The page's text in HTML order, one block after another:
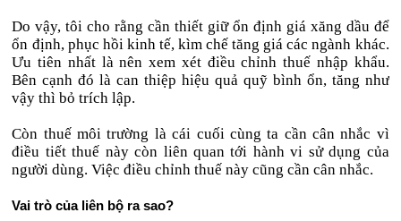
Do vậy, tôi cho rằng cần thiết giữ ổn định giá xăng dầu để
ổn định, phục hồi kinh tế, kìm chế tăng giá các ngành khác.
Ưu tiên nhất là nên xem xét điều chỉnh thuế nhập khẩu.
Bên cạnh đó là can thiệp hiệu quả quỹ bình ổn, tăng như
vậy thì bỏ trích lập.
Còn thuế môi trường là cái cuối cùng ta cần cân nhắc vì
điều tiết thuế này còn liên quan tới hành vi sử dụng của
người dùng. Việc điều chỉnh thuế này cũng cần cân nhắc.
Vai trò của liên bộ ra sao?